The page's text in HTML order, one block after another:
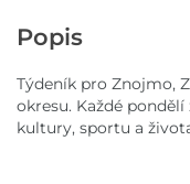
Popis
Týdeník pro Znojmo,
okresu. Každé
kultury, sportu a